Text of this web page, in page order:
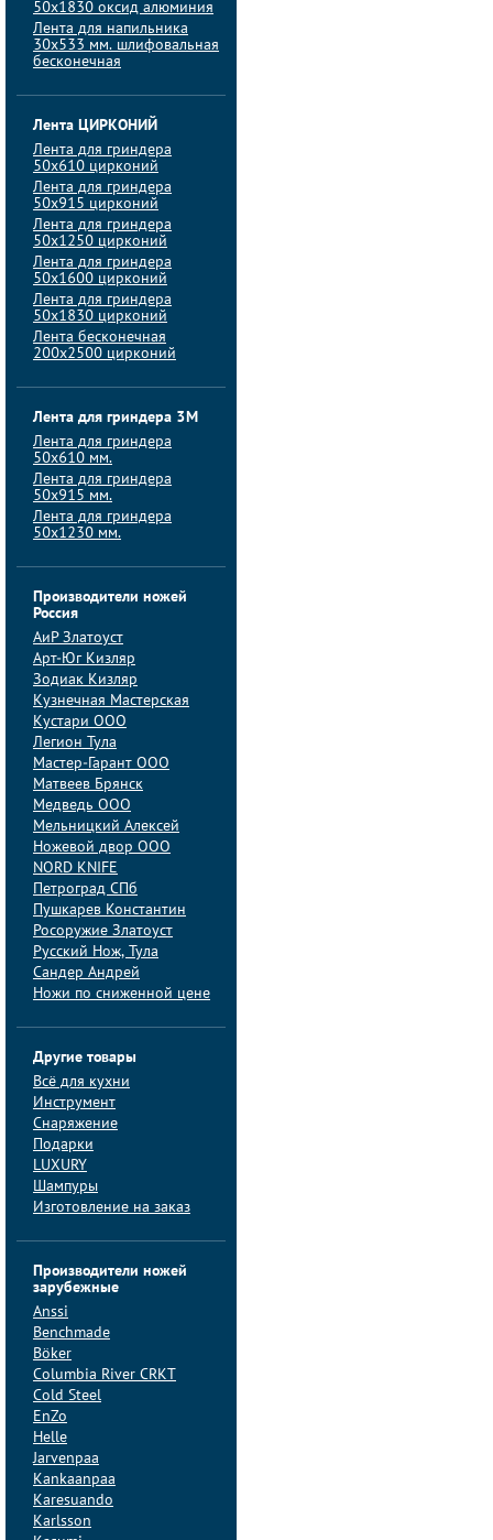
50х1830 оксид алюминия
Лента для напильника
30х533 мм. шлифовальная
бесконечная
Лента ЦИРКОНИЙ
Лента для гриндера
50х610 цирконий
Лента для гриндера
50х915 цирконий
Лента для гриндера
50х1250 цирконий
Лента для гриндера
50х1600 цирконий
Лента для гриндера
50x1830 цирконий
Лента бесконечная
200х2500 цирконий
Лента для гриндера 3M
Лента для гриндера
50x610 мм.
Лента для гриндера
50x915 мм.
Лента для гриндера
50x1230 мм.
Производители ножей
Россия
АиP Златоуст
Арт-Юг Кизляр
Зодиак Кизляр
Кузнечная Мастерская
Кустари ООО
Легион Тула
Мастер-Гарант ООО
Матвеев Брянск
Медведь ООО
Мельницкий Алексей
Ножевой двор ООО
NORD KNIFE
Петроград СПб
Пушкарев Константин
Росоружие Златоуст
Русский Нож, Тула
Сандер Андрей
Ножи по сниженной цене
Другие товары
Всё для кухни
Инструмент
Снаряжение
Подарки
LUXURY
Шампуры
Изготовление на заказ
Производители ножей
зарубежные
Anssi
Benchmade
Böker
Columbia River CRKT
Cold Steel
EnZo
Helle
Jarvenpaa
Kankaanpaa
Karesuando
Karlsson